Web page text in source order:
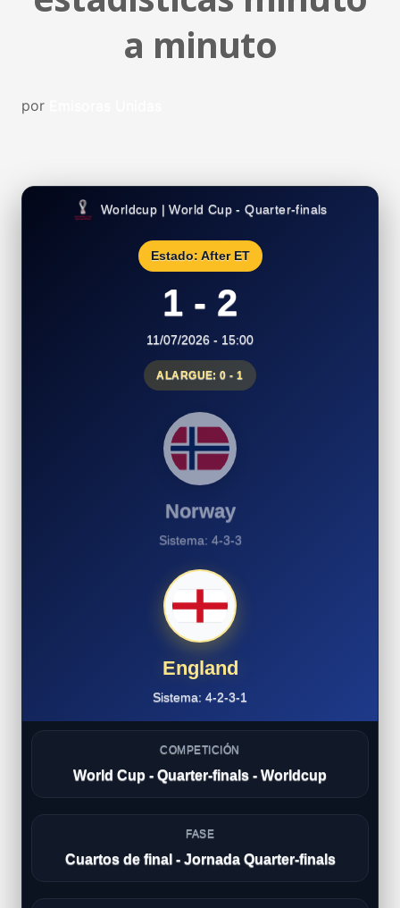
a minuto
por
Worldcup | World Cup - Quarter-finals
Norway
Sistema: 4-3-3
Estado: After ET
1 - 2
11/07/2026 - 15:00
ALARGUE: 0 - 1
England
Sistema: 4-2-3-1
COMPETICIÓN
World Cup - Quarter-finals - Worldcup
FASE
Cuartos de final - Jornada Quarter-finals